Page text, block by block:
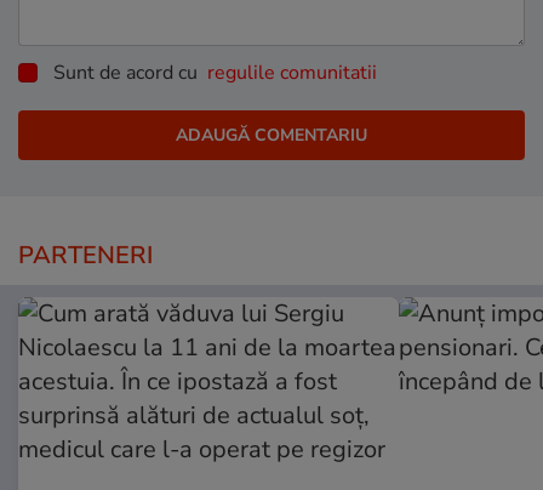
Sunt de acord cu regulile comunitatii
PARTENERI